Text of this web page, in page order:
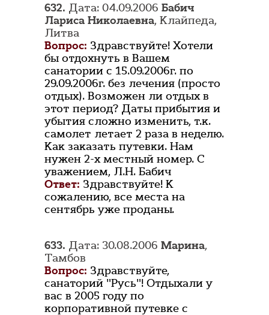
632. Дата: 04.09.2006 Бабич
Лариса Николаевна, Клайпеда,
Литва
Вопрос: Здравствуйте! Хотели
бы отдохнуть в Вашем
санатории с 15.09.2006г. по
29.09.2006г. без лечения (просто
отдых). Возможен ли отдых в
этот период? Даты прибытия и
убытия сложно изменить, т.к.
самолет летает 2 раза в неделю.
Как заказать путевки. Нам
нужен 2-х местный номер. С
уважением, Л.Н. Бабич
Ответ: Здравствуйте! К
сожалению, все места на
сентябрь уже проданы.
633. Дата: 30.08.2006 Марина,
Тамбов
Вопрос: Здравствуйте,
санаторий "Русь"! Отдыхали у
вас в 2005 году по
корпоративной путевке с